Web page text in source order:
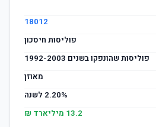
18012
פוליסות חיסכון
פוליסות שהונפקו בשנים 1992-2003
מאוזן
2.20% לשנה
13.2 מיליארד ₪